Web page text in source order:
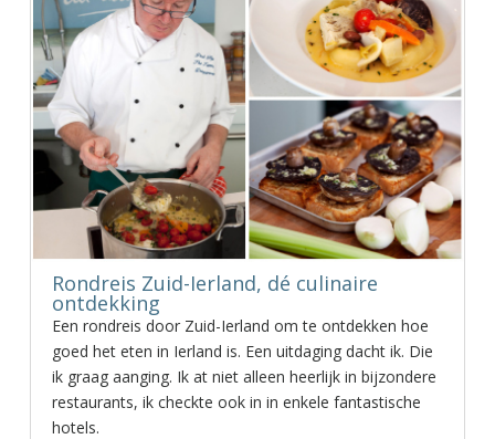
Rondreis Zuid-Ierland, dé culinaire
ontdekking
Een rondreis door Zuid-Ierland om te ontdekken hoe
goed het eten in Ierland is. Een uitdaging dacht ik. Die
ik graag aanging. Ik at niet alleen heerlijk in bijzondere
restaurants, ik checkte ook in in enkele fantastische
hotels.